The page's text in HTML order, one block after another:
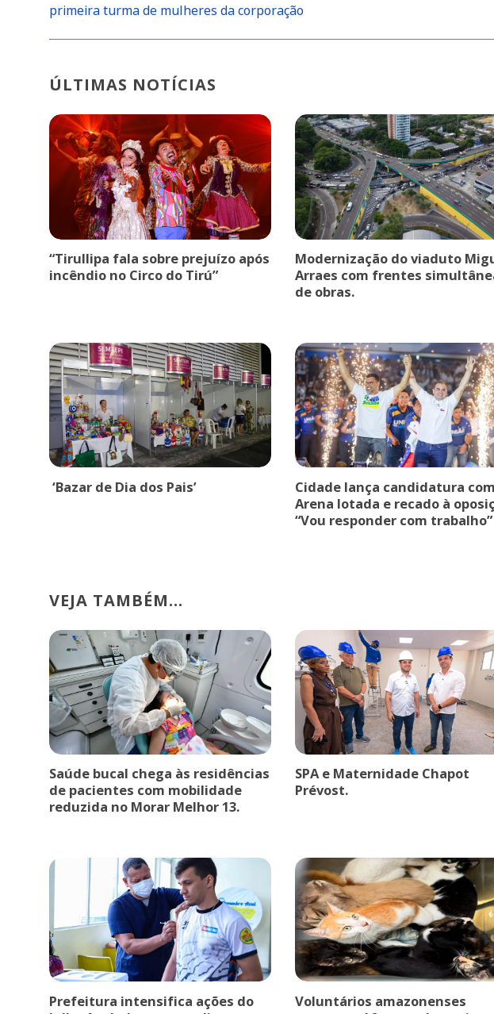
primeira turma de mulheres da corporação
ÚLTIMAS NOTÍCIAS
“Tirullipa fala sobre prejuízo após
incêndio no Circo do Tirú”
Modernização do viaduto
Arraes com frentes
de obras.
‘Bazar de Dia dos Pais’
Cidade lança candidatura com
Arena lotada e recado à
“Vou responder com trabalho”
VEJA TAMBÉM...
Saúde bucal chega às residências
de pacientes com mobilidade
reduzida no Morar Melhor 13.
SPA e Maternidade Chapot
Prévost.
Prefeitura intensifica ações do
Voluntários amazonenses